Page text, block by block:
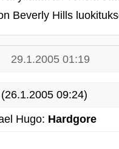
Beverly Hills
29.1.2005 01:19
09:24)
Hugo: Hardgore